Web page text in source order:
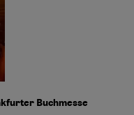
Buchmesse